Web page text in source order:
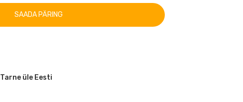
SAADA PÄRING
Tarne üle Eesti